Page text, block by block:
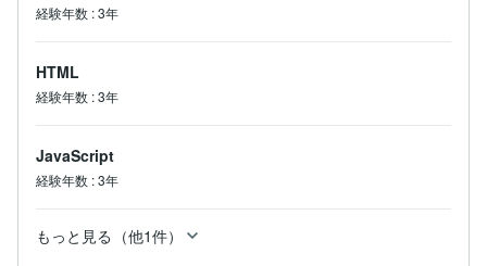
経験年数 :3年
HTML
経験年数 :3年
JavaScript
経験年数 :3年
もっと見る（他1件）